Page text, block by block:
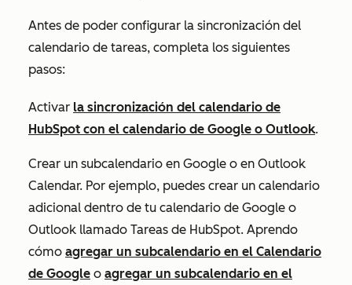
Antes de poder configurar la sincronización del
calendario de tareas, completa los siguientes
pasos:
Activar la sincronización del calendario de
HubSpot con el calendario de Google o Outlook.
Crear un subcalendario en Google o en Outlook
Calendar. Por ejemplo, puedes crear un calendario
adicional dentro de tu calendario de Google o
Outlook llamado Tareas de HubSpot. Aprendo
cómo agregar un subcalendario en el Calendario
de Google o agregar un subcalendario en el